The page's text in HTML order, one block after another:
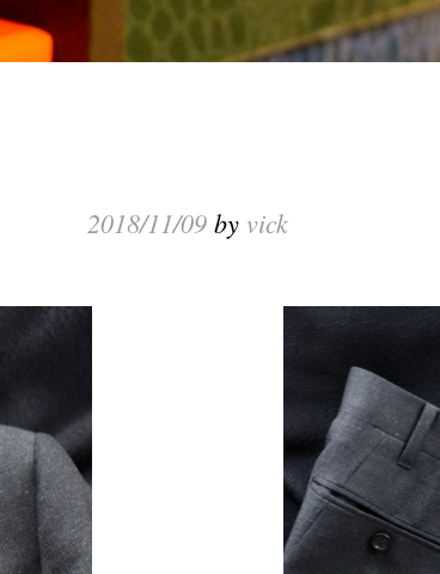
2018/11/09 by vick